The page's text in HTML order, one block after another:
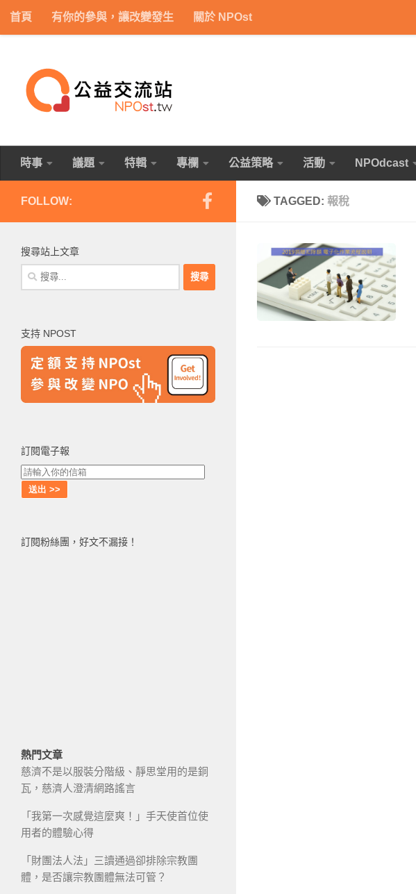
Skip to content
首頁 有你的參與，讓改變發生 關於 NPOst
時事 議題 特輯 專欄 公益策略 活動 NPOdcast
TAGGED: 報稅
FOLLOW:
搜尋站上文章
搜
尋
字:
支持 NPOST
訂閱電子報
訂閱粉絲團，好文不漏接！
熱門文章
慈濟不是以服裝分階級、靜思堂用的是銅
瓦，慈濟人澄清網路謠言
「我第一次感覺這麼爽！」手天使首位使
用者的體驗心得
「財團法人法」三讀通過卻排除宗教團
體，是否讓宗教團體無法可管？